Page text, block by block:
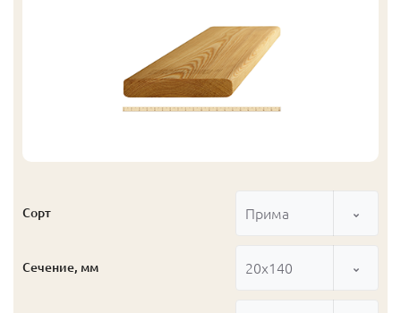
Сорт Прима
Сечение, мм 20x140